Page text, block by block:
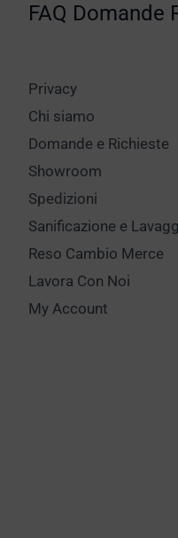
FAQ Domande
Privacy
Chi siamo
Domande e Richieste
Showroom
Spedizioni
Sanificazione e
Reso Cambio Merce
Lavora Con Noi
My Account